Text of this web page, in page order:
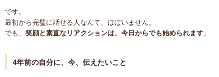
です。
最初から完璧に話せる人なんて、ほぼいません。
でも、 笑顔と素直なリアクションは、今日からでも始められます。
4年前の自分に、今、伝えたいこと